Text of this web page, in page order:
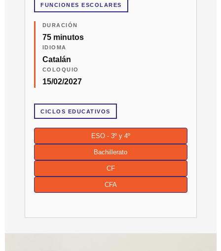
FUNCIONES ESCOLARES
DURACIÓN
75 minutos
IDIOMA
Catalán
COLOQUIO
15/02/2027
CICLOS EDUCATIVOS
ESO - 3º y 4º
Bachillerato
CF
CFA